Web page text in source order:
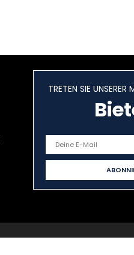
TRETEN SIE UNSERER